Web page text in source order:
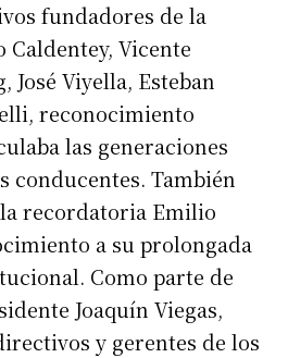
fundadores de la
Caldentey, Vicente
José Viyella, Esteban
reconocimiento
las generaciones
conducentes. También
recordatoria Emilio
a su prolongada
Como parte de
Joaquín Viegas,
y gerentes de los